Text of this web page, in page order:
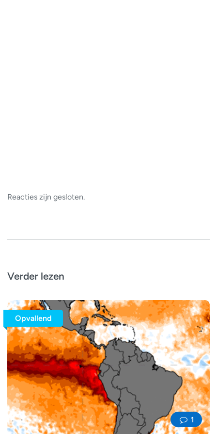
Reacties zijn gesloten.
Verder lezen
1
Opvallend